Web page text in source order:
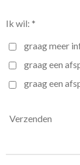
Ik wil: *
graag meer
graag een
graag een
Verzenden